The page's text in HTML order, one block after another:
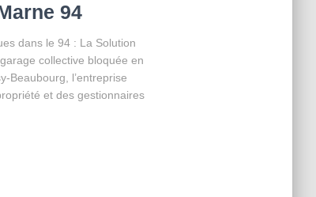
94
dans le 94 : La Solution
collective bloquée en
Beaubourg, l’entreprise
et des gestionnaires